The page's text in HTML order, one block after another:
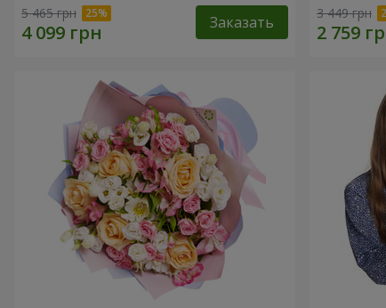
5 465 грн Заказать 3 449 грн